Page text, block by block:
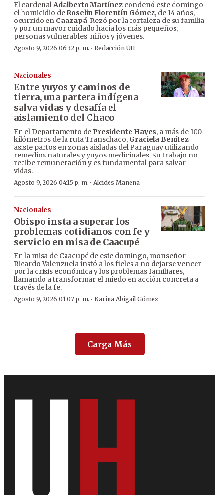
El cardenalAdalberto Martínez condenó este domingo
el homicidio de Roselín Florentín Gómez, de 14 años,
ocurrido en Caazapá. Rezó por la fortaleza de su familia
y por un mayor cuidado hacia los más pequeños,
personas vulnerables, niños y jóvenes.
Agosto 9, 2026 06:32 p. m. · Redacción ÚH
Nacionales
Entre yuyos y caminos de
tierra, una partera indígena
salva vidas y desafía el
aislamiento del Chaco
En el Departamento de Presidente Hayes, a más de 100
kilómetros de la ruta Transchaco, Graciela Benítez
asiste partos en zonas aisladas del Paraguay utilizando
remedios naturales y yuyos medicinales. Su trabajo no
recibe remuneración y es fundamental para salvar
vidas.
Agosto 9, 2026 04:15 p. m. · Alcides Manena
Nacionales
Obispo insta a superar los
problemas cotidianos con fe y
servicio en misa de Caacupé
En la misa de Caacupé de este domingo, monseñor
Ricardo Valenzuela instó a los fieles a no dejarse vencer
por la crisis económica y los problemas familiares,
llamando a transformar el miedo en acción concreta a
través de la fe.
Agosto 9, 2026 01:07 p. m. · Karina Abigail Gómez
Carga Más